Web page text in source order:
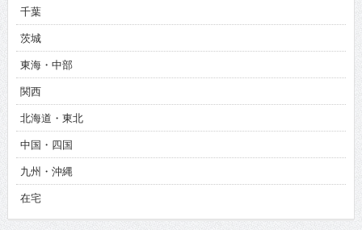
千葉
茨城
東海・中部
関西
北海道・東北
中国・四国
九州・沖縄
在宅